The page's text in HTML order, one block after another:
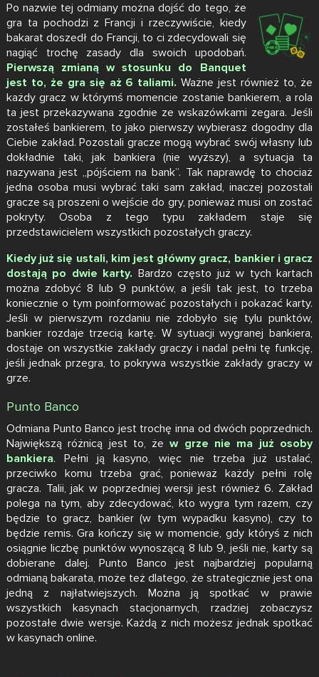
Po nazwie tej odmiany można dojść do tego, że
gra ta pochodzi z Francji i rzeczywiście, kiedy
bakarat doszedł do Francji, to ci zdecydowali się
nagiąć trochę zasady dla swoich upodobań.
Pierwszą zmianą w stosunku do Banquet
jest to, że gra się aż 6 taliami. Ważne jest również to, że
każdy gracz w którymś momencie zostanie bankierem, a rola
ta jest przekazywana zgodnie ze wskazówkami zegara. Jeśli
zostałeś bankierem, to jako pierwszy wybierasz dogodny dla
Ciebie zakład. Pozostali gracze mogą wybrać swój własny lub
dokładnie taki, jak bankiera (nie wyższy), a sytuacja ta
nazywana jest „pójściem na bank”. Tak naprawdę to chociaż
jedna osoba musi wybrać taki sam zakład, inaczej pozostali
gracze są proszeni o wejście do gry, ponieważ musi on zostać
pokryty. Osoba z tego typu zakładem staje się
przedstawicielem wszystkich pozostałych graczy.
Kiedy już się ustali, kim jest główny gracz, bankier i gracz
dostają po dwie karty. Bardzo często już w tych kartach
można zdobyć 8 lub 9 punktów, a jeśli tak jest, to trzeba
koniecznie o tym poinformować pozostałych i pokazać karty.
Jeśli w pierwszym rozdaniu nie zdobyło się tylu punktów,
bankier rozdaje trzecią kartę. W sytuacji wygranej bankiera,
dostaje on wszystkie zakłady graczy i nadal pełni tę funkcję,
jeśli jednak przegra, to pokrywa wszystkie zakłady graczy w
grze.
Punto Banco
Odmiana Punto Banco jest trochę inna od dwóch poprzednich.
Największą różnicą jest to, że w grze nie ma już osoby
bankiera. Pełni ją kasyno, więc nie trzeba już ustalać,
przeciwko komu trzeba grać, ponieważ każdy pełni rolę
gracza. Talii, jak w poprzedniej wersji jest również 6. Zakład
polega na tym, aby zdecydować, kto wygra tym razem, czy
będzie to gracz, bankier (w tym wypadku kasyno), czy to
będzie remis. Gra kończy się w momencie, gdy któryś z nich
osiągnie liczbę punktów wynoszącą 8 lub 9, jeśli nie, karty są
dobierane dalej. Punto Banco jest najbardziej popularną
odmianą bakarata, może też dlatego, że strategicznie jest ona
jedną z najłatwiejszych. Można ją spotkać w prawie
wszystkich kasynach stacjonarnych, rzadziej zobaczysz
pozostałe dwie wersje. Każdą z nich możesz jednak spotkać
w kasynach online.